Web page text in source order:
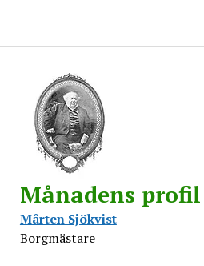
Månadens profil
Mårten Sjökvist
Borgmästare